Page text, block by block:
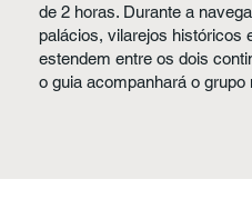
de 2 horas. Durante a
palácios, vilarejos históricos
estendem entre os dois
o guia acompanhará o grupo